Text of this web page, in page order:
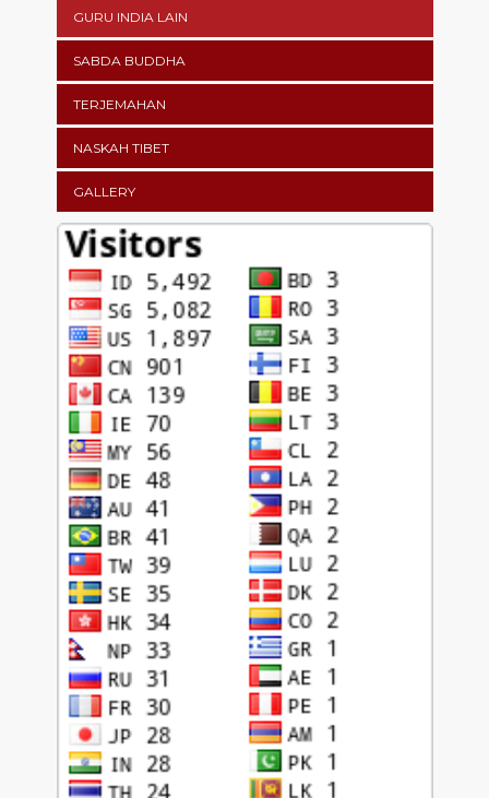
GURU INDIA LAIN
SABDA BUDDHA
TERJEMAHAN
NASKAH TIBET
GALLERY